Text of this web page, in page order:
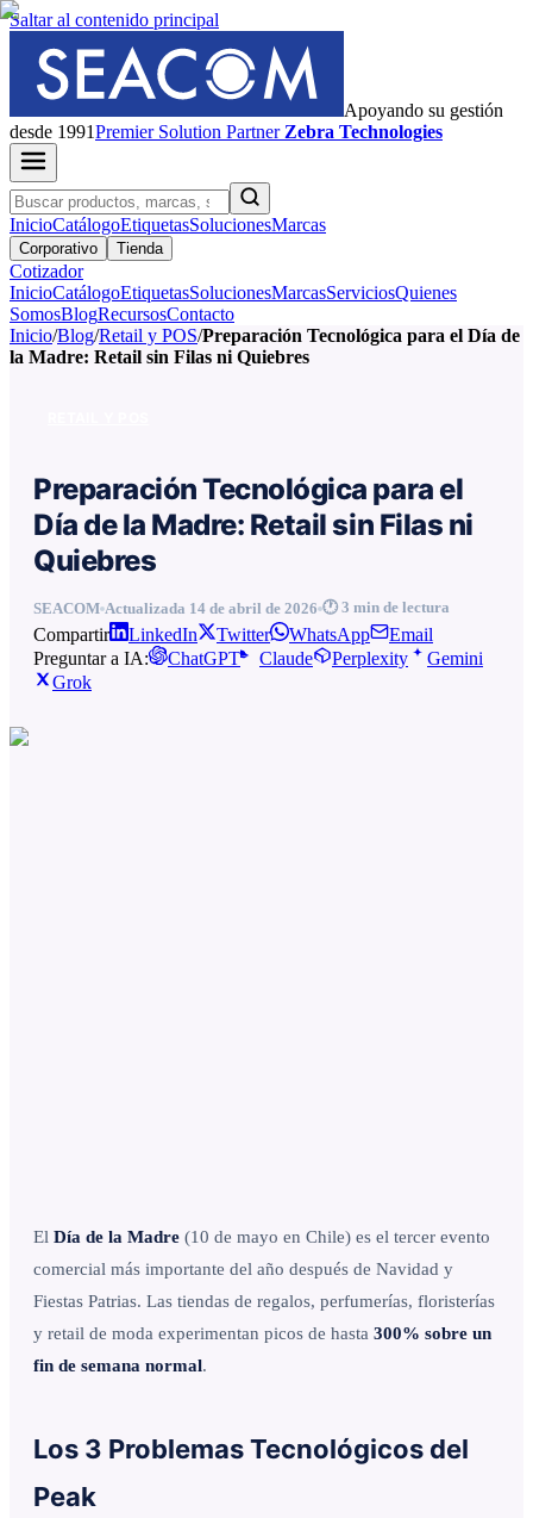
Saltar al contenido principal
Apoyando su gestión
desde 1991PremierSolution Partner Zebra Technologies
InicioCatálogoEtiquetasSolucionesMarcas
Corporativo Tienda
Cotizador
InicioCatálogoEtiquetasSolucionesMarcasServiciosQuienes
SomosBlogRecursosContacto
Inicio/Blog/Retail y POS/Preparación Tecnológica para el Día de
la Madre: Retail sin Filas ni Quiebres
Preparación Tecnológica para el
Día de la Madre: Retail sin Filas ni
Quiebres
SEACOM Actualizada 14 de abril de 2026 🕐 3 min de lectura
Compartir LinkedIn Twitter WhatsApp
Email
Preguntar a IA:
ChatGPT Claude Perplexity
Gemini
Grok
El Día de la Madre (10 de mayo en Chile) es el tercer evento
comercial más importante del año después de Navidad y
Fiestas Patrias. Las tiendas de regalos, perfumerías, floristerías
y retail de moda experimentan picos de hasta 300% sobre un
fin de semana normal.
Los 3 Problemas Tecnológicos del
Peak